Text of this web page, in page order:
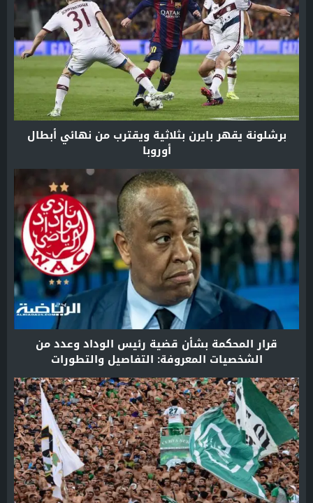
برشلونة يقهر بايرن بثلاثية ويقترب من نهائي أبطال
أوروبا
قرار المحكمة بشأن قضية رئيس الوداد وعدد من
الشخصيات المعروفة: التفاصيل والتطورات